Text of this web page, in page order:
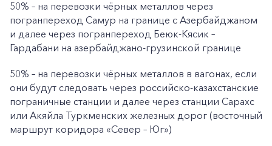
50% – на перевозки чёрных металлов через
погранпереход Самур на границе с Азербайджаном
и далее через погранпереход Беюк-Кясик –
Гардабани на азербайджано-грузинской границе
50% – на перевозки чёрных металлов в вагонах, если
они будут следовать через российско-казахстанские
пограничные станции и далее через станции Сарахс
или Акяйла Туркменских железных дорог (восточный
маршрут коридора «Север – Юг»)